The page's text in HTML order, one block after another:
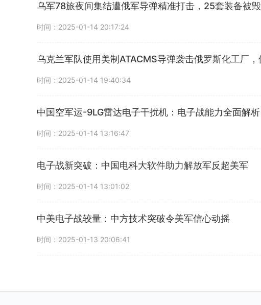
乌军78旅夜间集结遭俄军导弹精准打击，25套装备被毁
时间：2025-01-14 20:17:24
乌克兰军队使用美制ATACMS导弹袭击俄罗斯化工厂
时间：2025-01-14 19:40:34
中国空军运-9LG雷达电子干扰机：电子战能力全面解析
时间：2025-01-14 13:16:47
电子战新突破：中国电科大软件助力解放军反超美军
时间：2025-01-14 13:01:02
中美电子战较量：中方技术突破令美军信心动摇
时间：2025-01-13 20:06:41